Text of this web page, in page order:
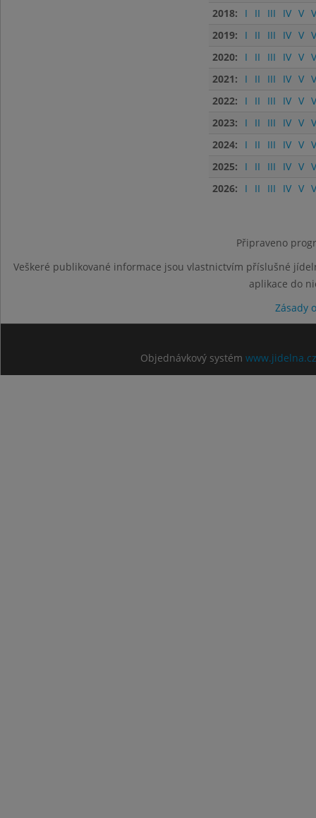
2018:
I II III IV V
2019:
I II III IV V
2020:
I II III IV V
2021:
I II III IV V
2022:
I II III IV V
2023:
I II III IV V
2024:
I II III IV V
2025:
I II III IV V
2026:
I II III IV V
Připraveno
Veškeré publikované informace jsou vlastnictvím příslušné
aplikace do
Zásady
Objednávkový systém www.jidelna.cz